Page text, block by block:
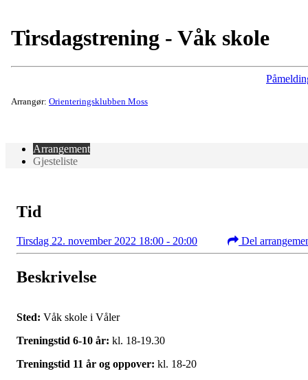
Tirsdagstrening - Våk skole
Arrangør: Orienteringsklubben Moss
Arrangement
Gjesteliste
Tid
Tirsdag 22. november 2022 18:00 - 20:00 Del
Beskrivelse
Sted: Våk skole i Våler
Treningstid 6-10 år: kl. 18-19.30
Treningstid 11 år og oppover: kl. 18-20